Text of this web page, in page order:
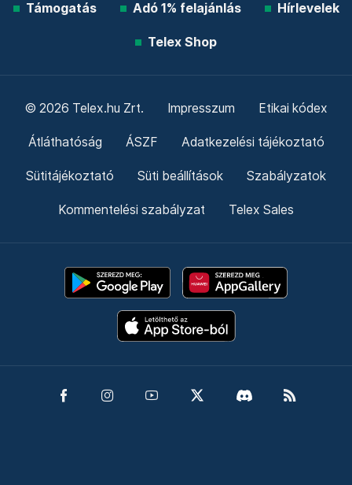
Támogatás Adó 1% felajánlás Hírlevelek
Telex Shop
© 2026 Telex.hu Zrt. Impresszum Etikai kódex
Átláthatóság ÁSZF Adatkezelési tájékoztató
Sütitájékoztató Süti beállítások Szabályzatok
Kommentelési szabályzat Telex Sales